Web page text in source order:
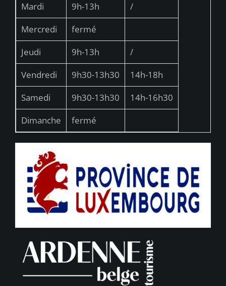
Mardi
9h-13h
/
Mercredi
fermé
Jeudi
9h-13h
/
Vendredi
9h30-13h30
14h-18h
Samedi
9h30-13h30
14h-16h30
Dimanche
fermé